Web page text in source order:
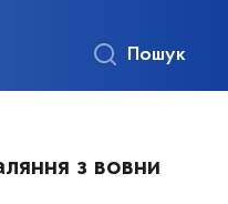
Пошук
з вовни